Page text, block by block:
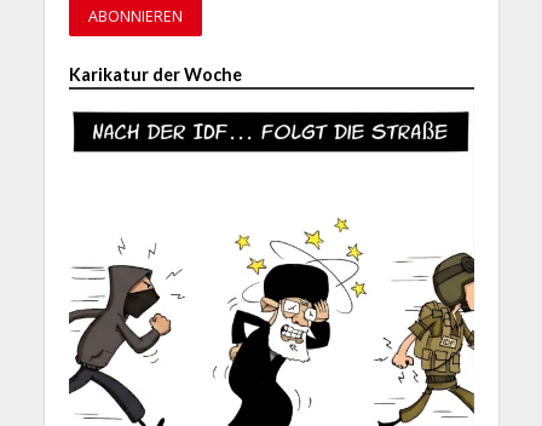
Karikatur der Woche